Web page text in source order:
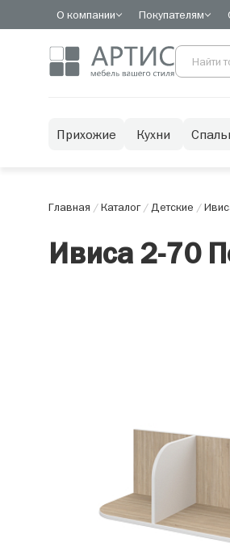
О компании Покупателям
Прихожие Кухни
Главная /Каталог/Детские /
Ивиса 2-70